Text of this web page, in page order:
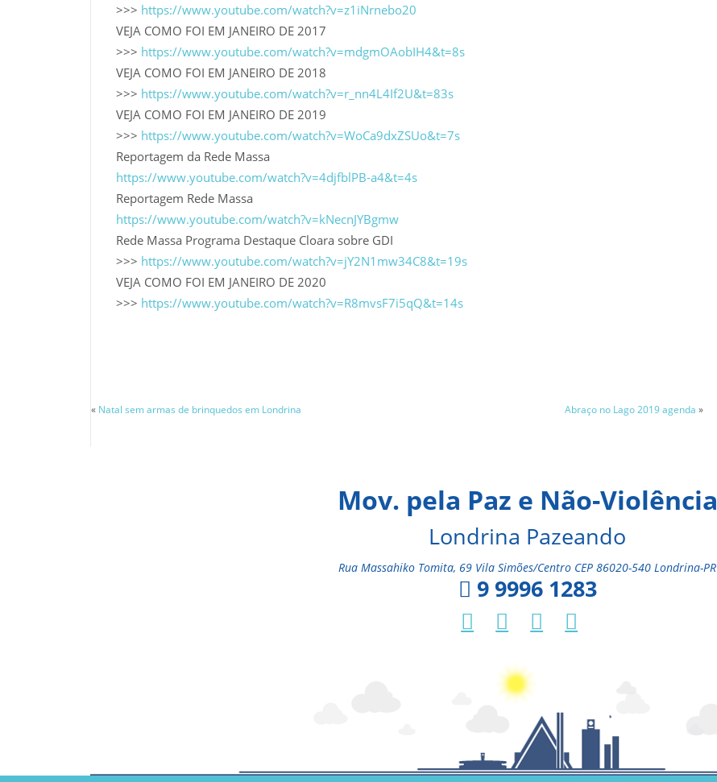
>>> https://www.youtube.com/watch?v=z1iNrnebo20
VEJA COMO FOI EM JANEIRO DE 2017
>>> https://www.youtube.com/watch?v=mdgmOAobIH4&t=8s
VEJA COMO FOI EM JANEIRO DE 2018
>>> https://www.youtube.com/watch?v=r_nn4L4If2U&t=83s
VEJA COMO FOI EM JANEIRO DE 2019
>>> https://www.youtube.com/watch?v=WoCa9dxZSUo&t=7s
Reportagem da Rede Massa
https://www.youtube.com/watch?v=4djfblPB-a4&t=4s
Reportagem Rede Massa
https://www.youtube.com/watch?v=kNecnJYBgmw
Rede Massa Programa Destaque Cloara sobre GDI
>>> https://www.youtube.com/watch?v=jY2N1mw34C8&t=19s
VEJA COMO FOI EM JANEIRO DE 2020
>>> https://www.youtube.com/watch?v=R8mvsF7i5qQ&t=14s
« Natal sem armas de brinquedos em Londrina Abraço no Lago 2019 agenda »
Mov. pela Paz e Não-Violência
Londrina Pazeando
Rua Massahiko Tomita, 69 Vila Simões/Centro CEP 86020-540 Londrina-PR
9 9996 1283